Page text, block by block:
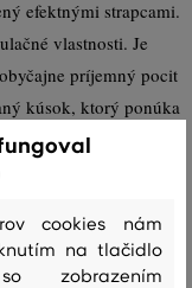
efektnými strapcami.
vlastnosti. Je
príjemný pocit
kúsok, ktorý ponúka
GC-5-0
cookies nám
na tlačidlo
zobrazením